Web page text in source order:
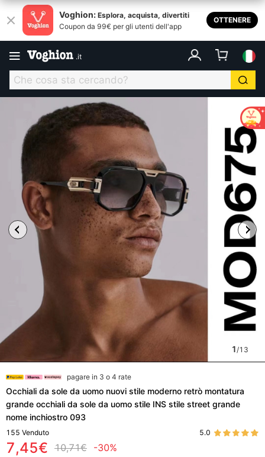
Voghion: Esplora, acquista, divertiti
Coupon da 99€ per gli utenti dell'app
OTTENERE
.it
1/13
pagare in 3 o 4 rate
Occhiali da sole da uomo nuovi stile moderno retrò montatura
grande occhiali da sole da uomo stile INS stile street grande
nome inchiostro 093
155 Venduto 5.0
7,45€ 10,71€ -30%